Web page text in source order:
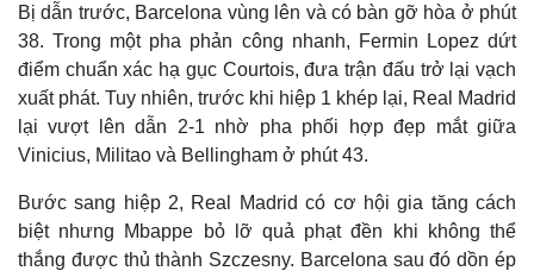
Bị dẫn trước, Barcelona vùng lên và có bàn gỡ hòa ở phút
38. Trong một pha phản công nhanh, Fermin Lopez dứt
điểm chuẩn xác hạ gục Courtois, đưa trận đấu trở lại vạch
xuất phát. Tuy nhiên, trước khi hiệp 1 khép lại, Real Madrid
lại vượt lên dẫn 2-1 nhờ pha phối hợp đẹp mắt giữa
Vinicius, Militao và Bellingham ở phút 43.
Bước sang hiệp 2, Real Madrid có cơ hội gia tăng cách
biệt nhưng Mbappe bỏ lỡ quả phạt đền khi không thể
thắng được thủ thành Szczesny. Barcelona sau đó dồn ép